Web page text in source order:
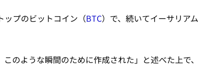
ップのビットコイン（BTC）で、続いてイーサリアム
のような瞬間のために作成された」と述べた上で、